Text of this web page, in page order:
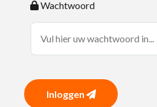
Wachtwoord
Inloggen